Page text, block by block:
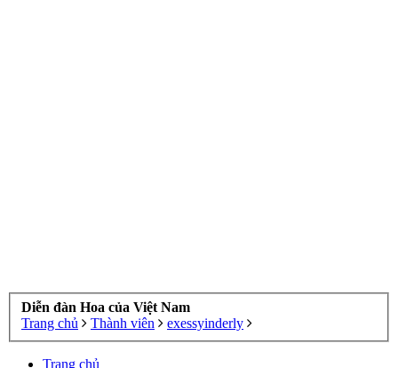
Diễn đàn Hoa của Việt Nam
Trang chủ
Thành viên exessyinderly
Trang chủ